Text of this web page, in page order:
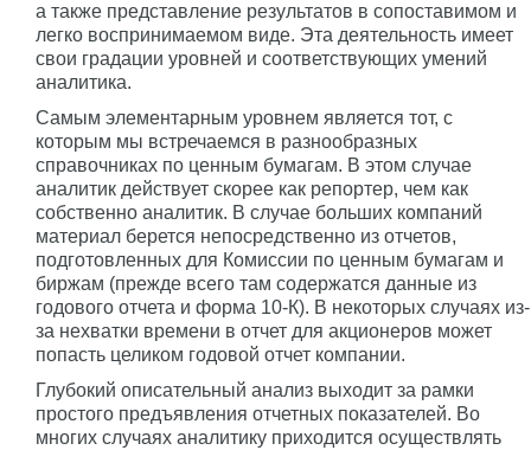
а также представление результатов в сопоставимом и
легко воспринимаемом виде. Эта деятельность имеет
свои градации уровней и соответствующих умений
аналитика.
Самым элементарным уровнем является тот, с
которым мы встречаемся в разнообразных
справочниках по ценным бумагам. В этом случае
аналитик действует скорее как репортер, чем как
собственно аналитик. В случае больших компаний
материал берется непосредственно из отчетов,
подготовленных для Комиссии по ценным бумагам и
биржам (прежде всего там содержатся данные из
годового отчета и форма 10-К). В некоторых случаях из-
за нехватки времени в отчет для акционеров может
попасть целиком годовой отчет компании.
Глубокий описательный анализ выходит за рамки
простого предъявления отчетных показателей. Во
многих случаях аналитику приходится осуществлять